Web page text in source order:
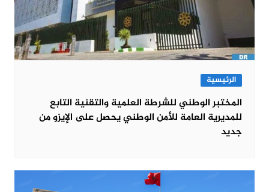
الرئيسية
المختبر الوطني للشرطة العلمية والتقنية التابع
للمديرية العامة للأمن الوطني يحصل على الإيزو من
جديد